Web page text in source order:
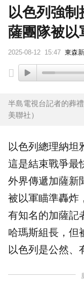
以色列強制
薩團隊被以
2025-08-12 15:47 東森
半島電視台記者的葬
美聯社）
以色列 總理納坦
這是結束戰爭最
外界傳遞加薩新
被以軍瞄準轟炸
有知名的加薩記
哈瑪斯組長，但
以色列是公然、